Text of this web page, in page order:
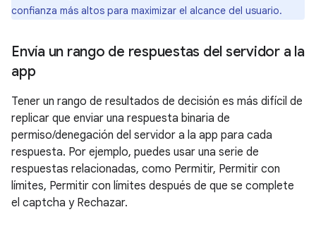
confianza más altos para maximizar el alcance del usuario.
Envía un rango de respuestas del servidor a la
app
Tener un rango de resultados de decisión es más difícil de
replicar que enviar una respuesta binaria de
permiso/denegación del servidor a la app para cada
respuesta. Por ejemplo, puedes usar una serie de
respuestas relacionadas, como Permitir, Permitir con
límites, Permitir con límites después de que se complete
el captcha y Rechazar.